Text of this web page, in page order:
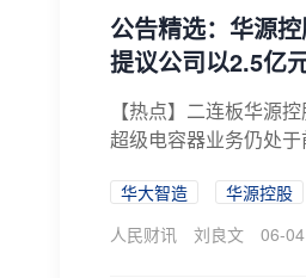
公告精选：华源
提议公司以2.5亿
【热点】二连板华源
超级电容器业务仍处
华大智造 华源控股
人民财讯
刘良文 06-